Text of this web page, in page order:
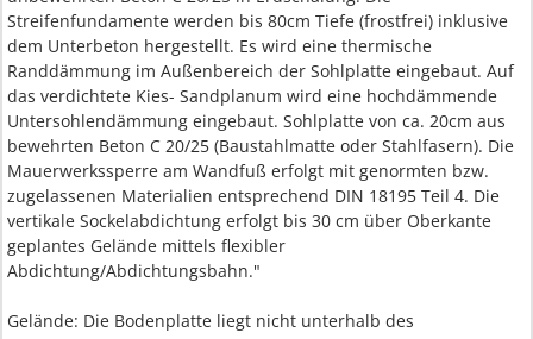
Streifenfundamente werden bis 80cm Tiefe (frostfrei) inklusive
dem Unterbeton hergestellt. Es wird eine thermische
Randdämmung im Außenbereich der Sohlplatte eingebaut. Auf
das verdichtete Kies- Sandplanum wird eine hochdämmende
Untersohlendämmung eingebaut. Sohlplatte von ca. 20cm aus
bewehrten Beton C 20/25 (Baustahlmatte oder Stahlfasern). Die
Mauerwerkssperre am Wandfuß erfolgt mit genormten bzw.
zugelassenen Materialien entsprechend DIN 18195 Teil 4. Die
vertikale Sockelabdichtung erfolgt bis 30 cm über Oberkante
geplantes Gelände mittels flexibler
Abdichtung/Abdichtungsbahn."
Gelände: Die Bodenplatte liegt nicht unterhalb des